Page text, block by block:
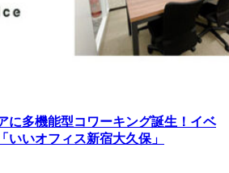
に多機能型コワーキング誕生！イベ
いいオフィス新宿大久保」